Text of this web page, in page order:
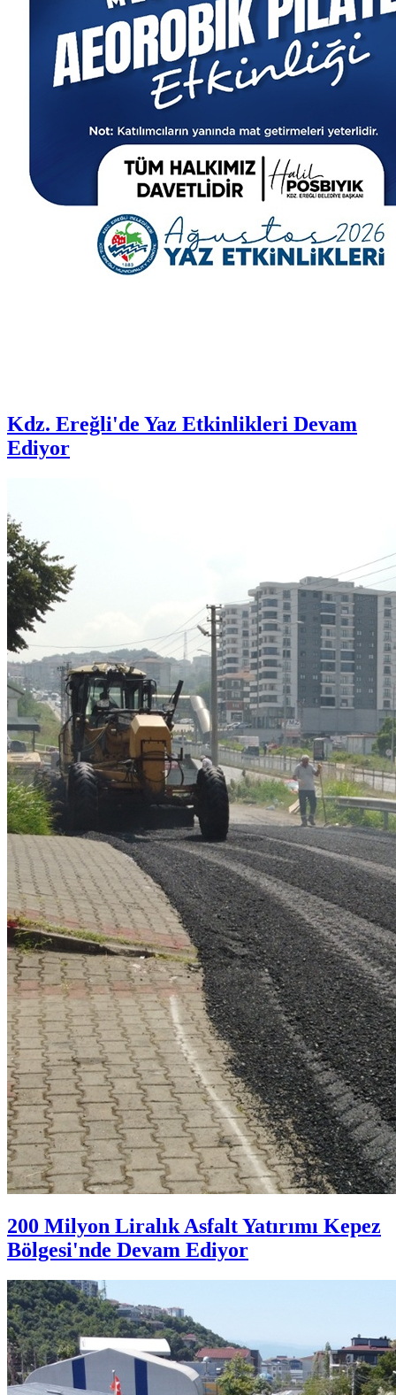
Kdz. Ereğli'de Yaz Etkinlikleri Devam
Ediyor
200 Milyon Liralık Asfalt Yatırımı Kepez
Bölgesi'nde Devam Ediyor